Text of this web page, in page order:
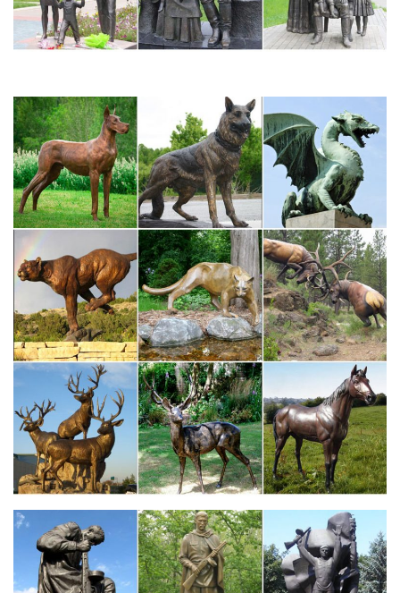
Артикул: FWT1-4A.Кружка 350мл Собака-символ 2018года
"Радости жизни".ЦВЕТЫ искусственные и букеты из природных
материалов.
Статуэтка с часами Собака Сэр Джеймс. Материал –
Полистоун.Многие считают, что качественными и красивыми
могут быть только вещи, изготовленные из природных
материалов.
сувениры в виде животных и птиц, фигурки животных,
фигурки…
Фигурка животного может отражать знак зодиака, символ года,
аФигурки животных могут быть в виде брелока, статуэтки или
элементом декора часов, светильника или подсвечника.
Купить фигурки животных в Екатеринбурге оптом можно в
нашем интернет-магазине.
Фигурки животных из дерева | Сувениры из Индонезии
Уникальные товары. Красота и здоровье.Статуэтка в виде
животного может стать оригинальной деталью интерьера, а
также талисманом своегоНаш интернет-магазин предлагает
вам купить фигуры животных из различных уголков земного
шара.
Статуэтка собаки по китайской философии Фэн-шуй
Этот символ ассоциируется с материальными благами.Из чего
выполнены статуэтки, приносящие добро. Собака в китайской
идеологии — образец преданности и любви.Этот натуральный
материал сам по себе излучает полезные импульсы, а умный
взгляд «верного…